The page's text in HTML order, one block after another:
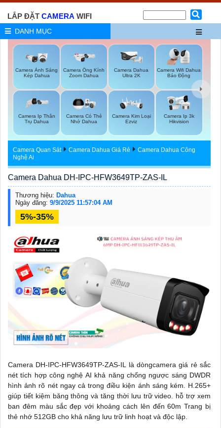
LẮP ĐẶT CAMERA WIFI
DANH MỤC
Camera Ánh Sáng
Kép Dahua
Camera Ống Kính
Zoom Dahua
Camera Dahua
Ultra 2K
Camera Wifi Dahua
Báo Động
Camera Ip Thân
Trụ Dahua
Camera Có Thẻ
Nhớ Dahua
Camera Kim Loại
Ezviz
Camera Ip 3k
Hikvision
Camera Quan Sát Camera Dahua Giá Rẻ
Camera Dahua Công
Nghệ Ai
Camera Dahua DH-IPC-HFW3649TP-ZAS-IL
Thương hiệu: Dahua
Ngày đăng: 9/9/2025 11:57:04 AM
5%-35%
Camera DH-IPC-HFW3649TP-ZAS-IL là dòngcamera giá rẻ sắc
nét tích hợp công nghệ AI khả năng chống ngược sáng DWDR
hình ảnh rõ nét ngay cả trong điều kiện ánh sáng kém. H.265+
giúp tiết kiệm băng thông và tăng thời lưu trữ video. hỗ trợ xem
ban đêm màu sắc đẹp với khoảng cách lên đến 60m Trang bị
thẻ nhớ 512GB cho khả năng lưu trữ linh hoạt và độc lập.